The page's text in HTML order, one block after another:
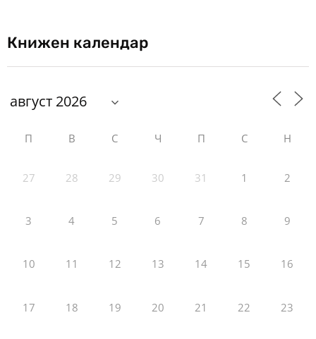
Книжен календар
П В С Ч П С Н
27 28 29 30 31 1 2
3 4 5 6 7 8 9
10 11 12 13 14 15 16
17 18 19 20 21 22 23